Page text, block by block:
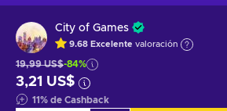
City of Games
9.68 Excelente valoración
19,99 US$-84%
3,21 US$
11% de Cashback